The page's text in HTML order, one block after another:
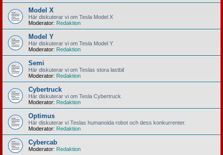
Model X
Här diskuterar vi om Tesla Model X
Moderator: Redaktion
Model Y
Här diskuterar vi om Tesla Model Y
Moderator: Redaktion
Semi
Här diskuterar vi om Teslas stora lastbil
Moderator: Redaktion
Cybertruck
Här diskuterar vi om Tesla Cybertruck
Moderator: Redaktion
Optimus
Här diskuterar vi Teslas humanoida robot och dess konkurrenter.
Moderator: Redaktion
Cybercab
Moderator: Redaktion